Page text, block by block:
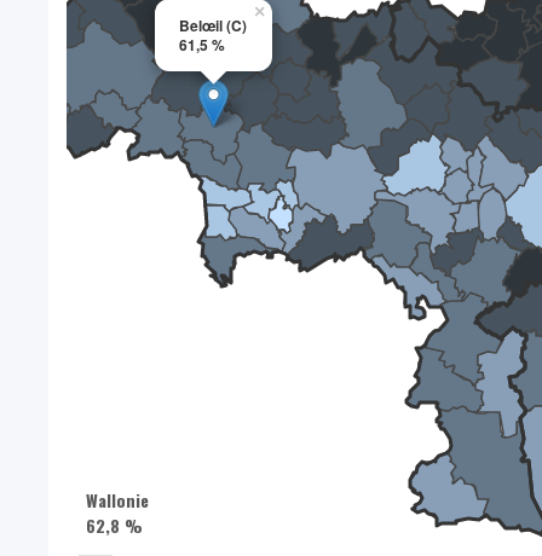
Belœil (C)
61,5 %
×
Wallonie
62,8 %